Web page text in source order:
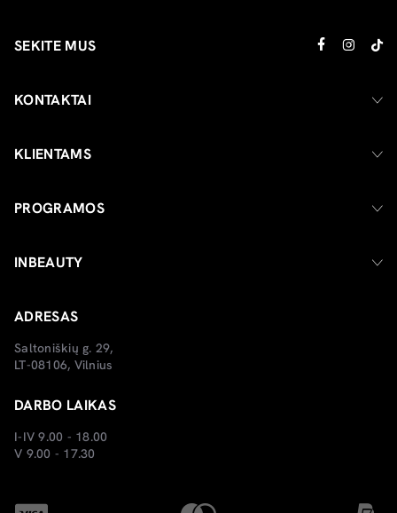
SEKITE MUS
KONTAKTAI
KLIENTAMS
PROGRAMOS
INBEAUTY
ADRESAS
Saltoniškių g. 29,
LT-08106, Vilnius
DARBO LAIKAS
I-IV 9.00 - 18.00
V 9.00 - 17.30